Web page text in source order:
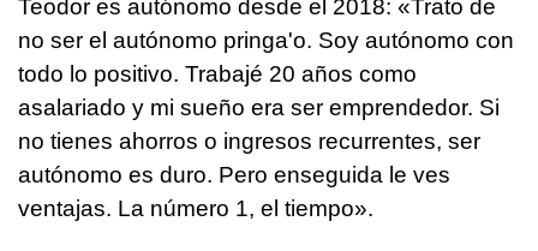
Teodor es autónomo desde el 2018: «Trato de
no ser el autónomo pringa'o. Soy autónomo con
todo lo positivo. Trabajé 20 años como
asalariado y mi sueño era ser emprendedor. Si
no tienes ahorros o ingresos recurrentes, ser
autónomo es duro. Pero enseguida le ves
ventajas. La número 1, el tiempo».